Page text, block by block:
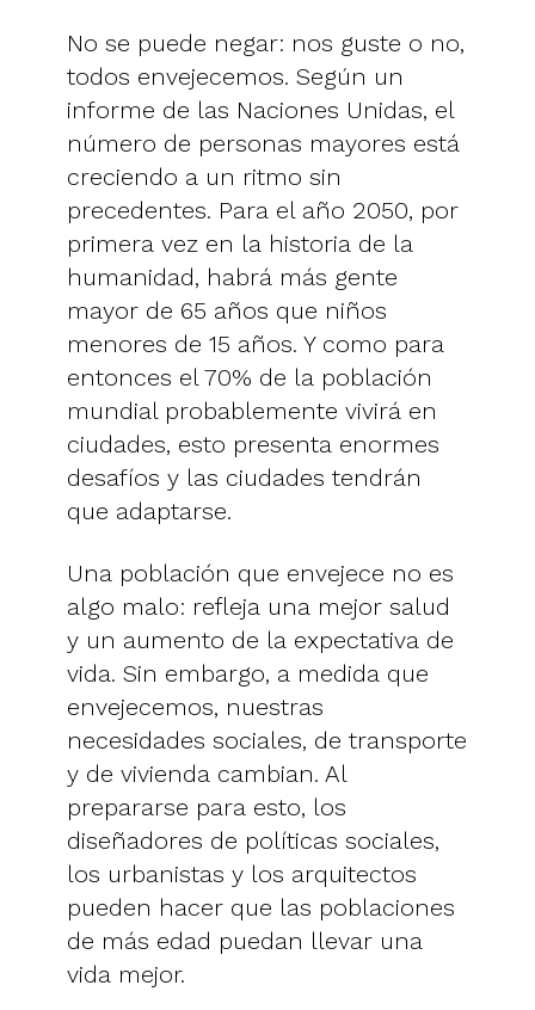
No se puede negar: nos guste o no,
todos envejecemos. Según un
informe de las Naciones Unidas, el
número de personas mayores está
creciendo a un ritmo sin
precedentes. Para el año 2050, por
primera vez en la historia de la
humanidad, habrá más gente
mayor de 65 años que niños
menores de 15 años. Y como para
entonces el 70% de la población
mundial probablemente vivirá en
ciudades, esto presenta enormes
desafíos y las ciudades tendrán
que adaptarse.
Una población que envejece no es
algo malo: refleja una mejor salud
y un aumento de la expectativa de
vida. Sin embargo, a medida que
envejecemos, nuestras
necesidades sociales, de transporte
y de vivienda cambian. Al
prepararse para esto, los
diseñadores de políticas sociales,
los urbanistas y los arquitectos
pueden hacer que las poblaciones
de más edad puedan llevar una
vida mejor.